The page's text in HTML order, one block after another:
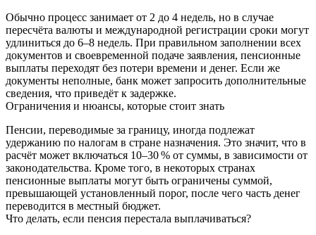
Обычно процесс занимает от 2 до 4 недель, но в случае
пересчёта валюты и международной регистрации сроки могут
удлиниться до 6–8 недель. При правильном заполнении всех
документов и своевременной подаче заявления, пенсионные
выплаты переходят без потери времени и денег. Если же
документы неполные, банк может запросить дополнительные
сведения, что приведёт к задержке.
Ограничения и нюансы, которые стоит знать
Пенсии, переводимые за границу, иногда подлежат
удержанию по налогам в стране назначения. Это значит, что в
расчёт может включаться 10–30 % от суммы, в зависимости от
законодательства. Кроме того, в некоторых странах
пенсионные выплаты могут быть ограничены суммой,
превышающей установленный порог, после чего часть денег
переводится в местный бюджет.
Что делать, если пенсия перестала выплачиваться?